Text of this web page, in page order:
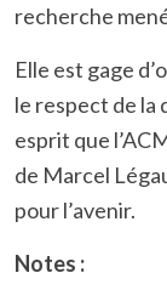
recherche
Elle est gage
le respect de la
esprit que
de Marcel
pour l’avenir.
Notes :